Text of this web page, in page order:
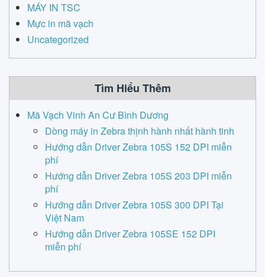
MÁY IN TSC
Mực in mã vạch
Uncategorized
Tìm Hiểu Thêm
Mã Vạch Vinh An Cư Bình Dương
Dòng máy in Zebra thịnh hành nhất hành tinh
Hướng dẫn Driver Zebra 105S 152 DPI miễn
phí
Hướng dẫn Driver Zebra 105S 203 DPI miễn
phí
Hướng dẫn Driver Zebra 105S 300 DPI Tại
Việt Nam
Hướng dẫn Driver Zebra 105SE 152 DPI
miễn phí